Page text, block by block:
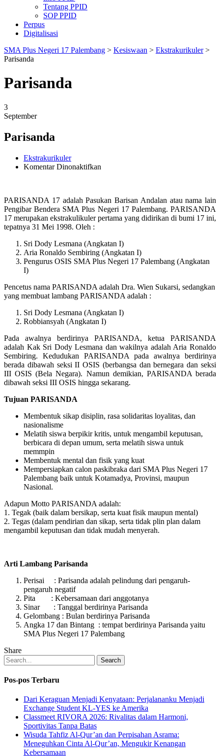
Tentang PPID
SOP PPID
Perpus
Digitalisasi
SMA Plus Negeri 17 Palembang > Kesiswaan > Ekstrakurikuler>
Parisanda
Parisanda
3
September
Parisanda
Ekstrakurikuler
Komentar Dinonaktifkan
PARISANDA 17 adalah Pasukan Barisan Andalan atau nama lain
Pengibar Bendera SMA Plus Negeri 17 Palembang. PARISANDA
17 merupakan ekstrakulikuler pertama yang didirikan di bumi 17 ini,
tepatnya 31 Mei 1998. Oleh :
Sri Dody Lesmana (Angkatan I)
Aria Ronaldo Sembiring (Angkatan I)
Pengurus OSIS SMA Plus Negeri 17 Palembang (Angkatan
I)
Pencetus nama PARISANDA adalah Dra. Wien Sukarsi, sedangkan
yang membuat lambang PARISANDA adalah :
Sri Dody Lesmana (Angkatan I)
Robbiansyah (Angkatan I)
Pada awalnya berdirinya PARISANDA, ketua PARISANDA
adalah Kak Sri Dody Lesmana dan wakilnya adalah Aria Ronaldo
Sembiring. Kedudukan PARISANDA pada awalnya berdirinya
berada dibawah seksi II OSIS (berbangsa dan bernegara dan seksi
III OSIS (Bela Negara). Namun demikian, PARISANDA berada
dibawah seksi III OSIS hingga sekarang.
Tujuan PARISANDA
Membentuk sikap disiplin, rasa solidaritas loyalitas, dan
nasionalisme
Melatih siswa berpikir kritis, untuk mengambil keputusan,
berbicara di depan umum, serta melatih siswa untuk
memmpin
Membentuk mental dan fisik yang kuat
Mempersiapkan calon paskibraka dari SMA Plus Negeri 17
Palembang baik untuk Kotamadya, Provinsi, maupun
Nasional.
Adapun Motto PARISANDA adalah:
1. Tegak (baik dalam bersikap, serta kuat fisik maupun mental)
2. Tegas (dalam pendirian dan sikap, serta tidak plin plan dalam
mengambil keputusan dan tidak mudah menyerah.
Arti Lambang Parisanda
Perisai : Parisanda adalah pelindung dari pengaruh-
pengaruh negatif
Pita : Kebersamaan dari anggotanya
Sinar : Tanggal berdirinya Parisanda
Gelombang : Bulan berdirinya Parisanda
Angka 17 dan Bintang : tempat berdirinya Parisanda yaitu
SMA Plus Negeri 17 Palembang
Share
Search
Pos-pos Terbaru
Dari Keraguan Menjadi Kenyataan: Perjalananku Menjadi
Exchange Student KL-YES ke Amerika
Classmeet RIVORA 2026: Rivalitas dalam Harmoni,
Sportivitas Tanpa Batas
Wisuda Tahfiz Al-Qur’an dan Perpisahan Asrama:
Meneguhkan Cinta Al-Qur’an, Mengukir Kenangan
Kebersamaan